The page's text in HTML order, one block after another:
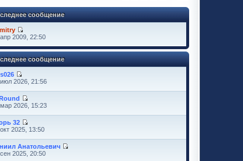
сообщение
2009, 22:50
сообщение
2026, 21:56
2026, 15:23
32
2025, 13:50
Анатольевич
2025, 20:50